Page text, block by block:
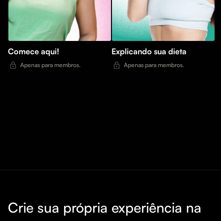
Comece aqui!
Apenas para membros.
Explicando sua dieta
Apenas para membros.
Crie sua própria experiência na